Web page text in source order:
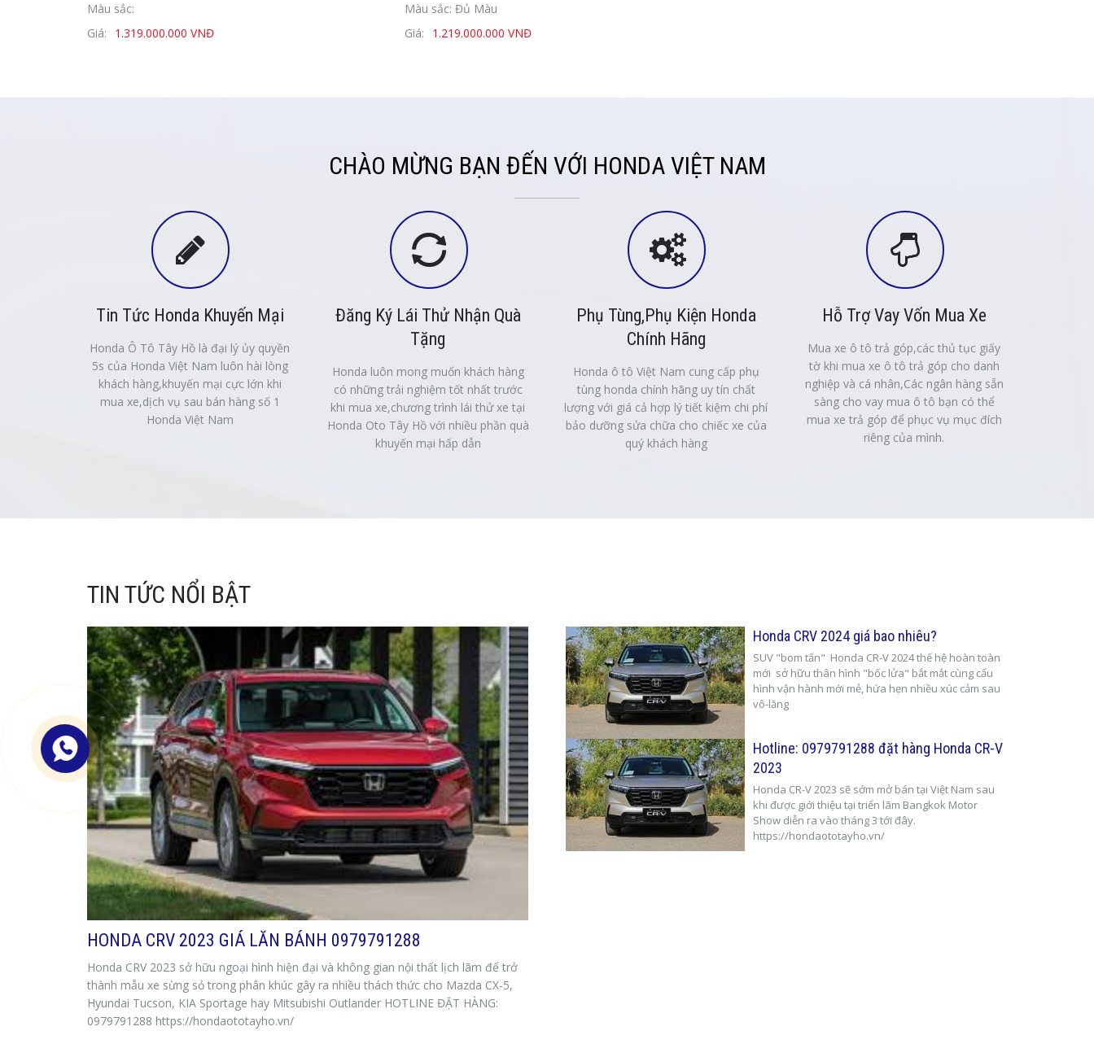
Màu sắc:
Giá:
1.319.000.000 VNĐ
Màu sắc: Đủ Màu
Giá:
1.219.000.000 VNĐ
CHÀO MỪNG BẠN ĐẾN VỚI HONDA VIỆT NAM
Tin Tức Honda Khuyến Mại
Honda Ô Tô Tây Hồ là đại lý ủy quyền
5s của Honda Việt Nam luôn hài lòng
khách hàng,khuyến mại cực lớn khi
mua xe,dịch vụ sau bán hàng số 1
Honda Việt Nam
Đăng Ký Lái Thử Nhận Quà
Tặng
Honda luôn mong muốn khách hàng
có những trải nghiệm tốt nhất trước
khi mua xe,chương trình lái thử xe tại
Honda Oto Tây Hồ với nhiều phần quà
khuyến mại hấp dẫn
Phụ Tùng,Phụ Kiện Honda
Chính Hãng
Honda ô tô Việt Nam cung cấp phụ
tùng honda chính hãng uy tín chất
lượng với giá cả hợp lý tiết kiệm chi phí
bảo dưỡng sửa chữa cho chiếc xe của
quý khách hàng
Hỗ Trợ Vay Vốn Mua Xe
Mua xe ô tô trả góp,các thủ tục giấy
tờ khi mua xe ô tô trả góp cho danh
nghiệp và cá nhân,Các ngân hàng sẵn
sàng cho vay mua ô tô bạn có thể
mua xe trả góp để phục vụ mục đích
riêng của mình.
TIN TỨC NỔI BẬT
HONDA CRV 2023 GIÁ LĂN BÁNH 0979791288
Honda CRV 2023 sở hữu ngoại hình hiện đại và không gian nội thất lịch lãm để trở
thành mẫu xe sừng sỏ trong phân khúc gây ra nhiều thách thức cho Mazda CX-5,
Hyundai Tucson, KIA Sportage hay Mitsubishi Outlander HOTLINE ĐẶT HÀNG:
0979791288 https://hondaototayho.vn/
Honda CRV 2024 giá bao nhiêu?
SUV "bom tấn" Honda CR-V 2024 thế hệ hoàn toàn
mới sở hữu thân hình "bốc lửa" bắt mắt cùng cấu
hình vận hành mới mẻ, hứa hẹn nhiều xúc cảm sau
vô-lăng
Hotline: 0979791288 đặt hàng Honda CR-V
2023
Honda CR-V 2023 sẽ sớm mở bán tại Việt Nam sau
khi được giới thiệu tại triển lãm Bangkok Motor
Show diễn ra vào tháng 3 tới đây.
https://hondaototayho.vn/